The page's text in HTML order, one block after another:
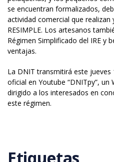
se encuentran formalizados,
actividad comercial que
RESIMPLE. Los artesanos
Régimen Simplificado del IRE y
ventajas.
La DNIT transmitirá este
oficial en Youtube “DNITpy”, un
dirigido a los interesados en
este régimen.